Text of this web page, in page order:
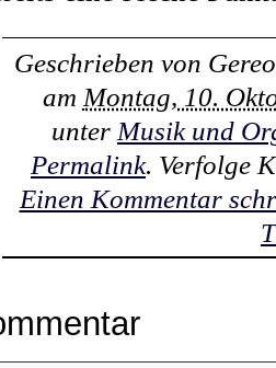
Geschrieben von
am Montag, 10.
unter Musik und
Permalink. Verfolge
Einen Kommentar